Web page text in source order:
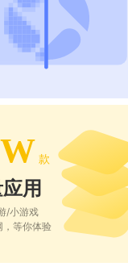
款
用
/小游戏
，等你体验